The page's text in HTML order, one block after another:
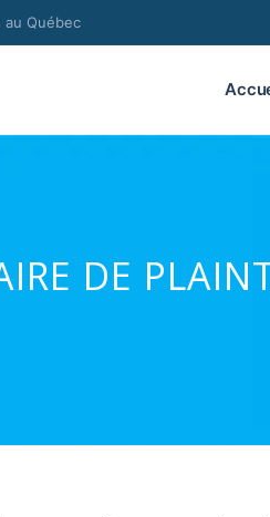
au Québec
DE